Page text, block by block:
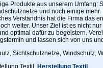
Produkte aus unserem Umfang:
und noch einige
Verständnis hat die Firma das
weiter. Unser Ziel ist es nicht
optimal dafür zu begeistern.
und lassen sich von uns
Sichtschutznetze, Windschutz,
Herstellung Textil